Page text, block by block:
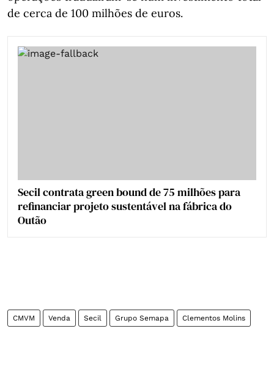
de cerca de 100 milhões de euros.
Secil contrata green bound de 75 milhões para
refinanciar projeto sustentável na fábrica do
Outão
CMVM Venda Secil Grupo Semapa Clementos Molins